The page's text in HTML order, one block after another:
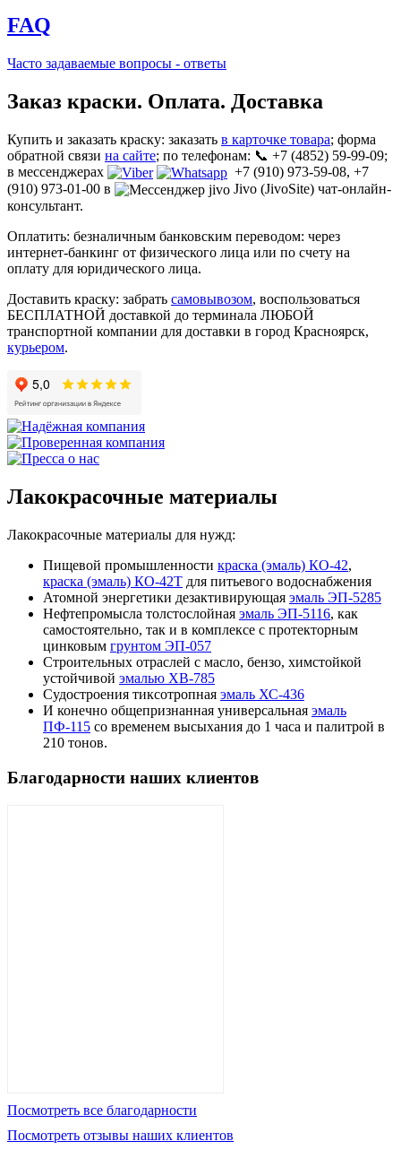
FAQ
Часто задаваемые вопросы - ответы
Заказ краски. Оплата. Доставка
Купить и заказать краску: заказать в карточке товара; форма
обратной связи на сайте; по телефонам: 📞 +7 (4852) 59-99-09;
в мессенджерах
+7 (910) 973-59-08, +7
(910) 973-01-00 в
Jivo (JivoSite) чат-онлайн-
консультант.
Оплатить: безналичным банковским переводом: через
интернет-банкинг от физического лица или по счету на
оплату для юридического лица.
Доставить краску: забрать самовывозом, воспользоваться
БЕСПЛАТНОЙ доставкой до терминала ЛЮБОЙ
транспортной компании для доставки в город Красноярск,
курьером.
Лакокрасочные материалы
Лакокрасочные материалы для нужд:
Пищевой промышленности краска (эмаль) КО-42,
краска (эмаль) КО-42Т для питьевого водоснабжения
Атомной энергетики дезактивирующая эмаль ЭП-5285
Нефтепромысла толстослойная эмаль ЭП-5116, как
самостоятельно, так и в комплексе с протекторным
цинковым грунтом ЭП-057
Строительных отраслей с масло, бензо, химстойкой
устойчивой эмалью ХВ-785
Судостроения тиксотропная эмаль ХС-436
И конечно общепризнанная универсальная эмаль
ПФ-115 со временем высыхания до 1 часа и палитрой в
210 тонов.
Благодарности наших клиентов
Посмотреть все благодарности
Посмотреть отзывы наших клиентов